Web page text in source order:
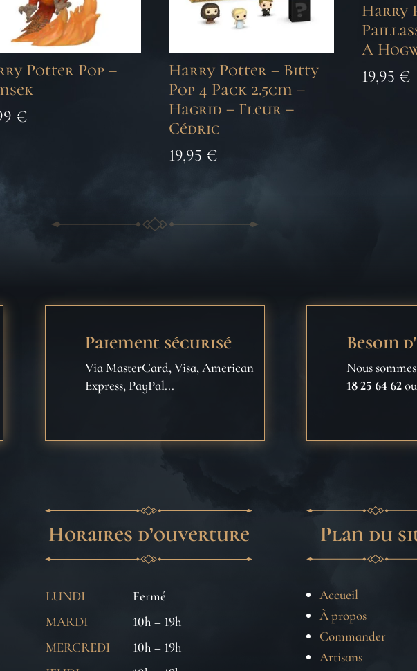
Potter Pop –
€
Harry Potter – Bitty
Pop 4 Pack 2.5cm –
Hagrid – Fleur –
Cédric
19,95 €
Harry
A
19,95 €
Paiement sécurisé
Via MasterCard, Visa, American
Express, PayPal...
Besoin
Nous
18 25 64 62
Horaires d’ouverture
LUNDI
Fermé
MARDI
10h – 19h
MERCREDI
10h – 19h
Plan du
Accueil
À propos
Commander
Artisans